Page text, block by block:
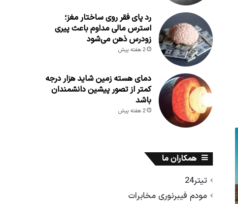
رد پای فقر روی ساختار مغز؛
استرس مالی مداوم باعث پیری
زودرس ذهن می‌شود
2 هفته پیش
دمای هسته زمین شاید هزار درجه
کمتر از تصور پیشین دانشمندان
باشد
2 هفته پیش
همکاران ما
تیتر24
مودم فیبرنوری مخابرات